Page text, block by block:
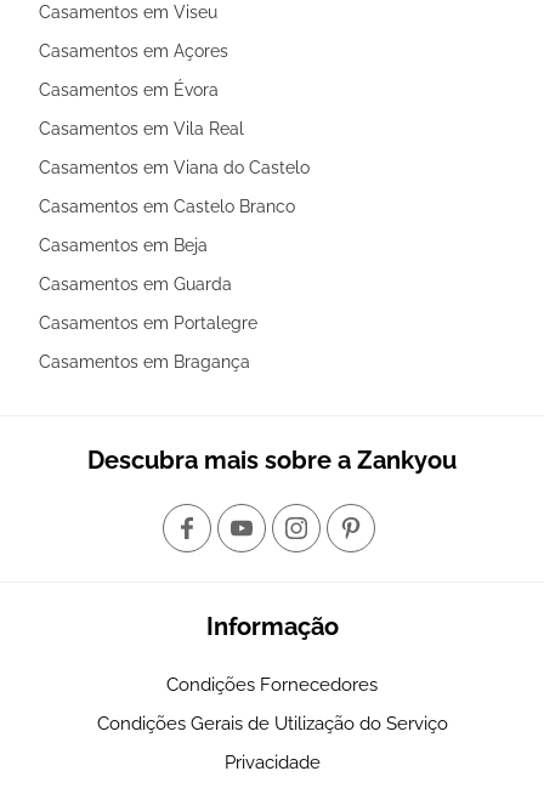
Casamentos em Viseu
Casamentos em Açores
Casamentos em Évora
Casamentos em Vila Real
Casamentos em Viana do Castelo
Casamentos em Castelo Branco
Casamentos em Beja
Casamentos em Guarda
Casamentos em Portalegre
Casamentos em Bragança
Descubra mais sobre a Zankyou
Informação
Condições Fornecedores
Condições Gerais de Utilização do Serviço
Privacidade